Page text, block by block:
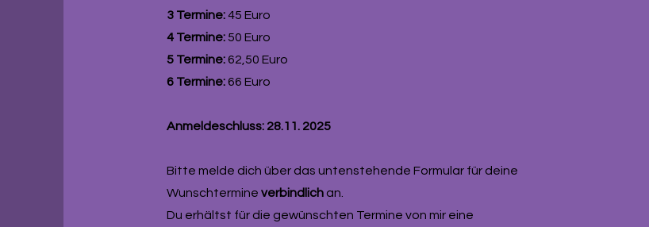
3 Termine:45 Euro
4 Termine:50 Euro
5 Termine:62,50 Euro
6 Termine:66 Euro
Anmeldeschluss: 28.11. 2025
Bitte melde dich über das untenstehende Formular für deine
Wunschtermine verbindlichan.
Du erhältst für die gewünschten Termine von mir eine